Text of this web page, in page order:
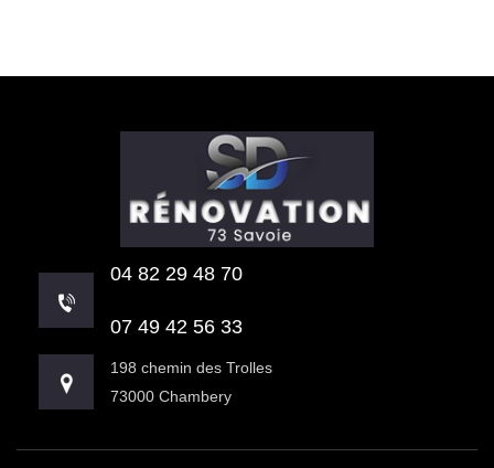
04 82 29 48 70
07 49 42 56 33
198 chemin des Trolles
73000 Chambery